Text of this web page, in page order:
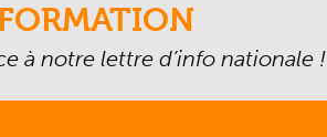
à notre lettre d’info nationale !